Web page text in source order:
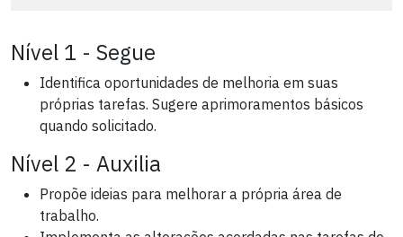
Nível 1 - Segue
Identifica oportunidades de melhoria em suas
próprias tarefas. Sugere aprimoramentos básicos
quando solicitado.
Nível 2 - Auxilia
Propõe ideias para melhorar a própria área de
trabalho.